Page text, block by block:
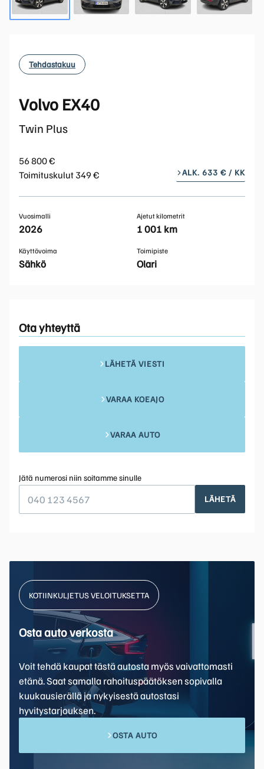
Tehdastakuu
Volvo EX40
Twin Plus
56 800 €
Toimituskulut 349 €
ALK. 633 € / KK
Vuosimalli
2026
Ajetut kilometrit
1 001 km
Käyttövoima
Sähkö
Toimipiste
Olari
Ota yhteyttä
LÄHETÄ VIESTI
VARAA KOEAJO
VARAA AUTO
Jätä numerosi niin soitamme sinulle
LÄHETÄ
KOTIINKULJETUS VELOITUKSETTA
Osta auto verkosta
Voit tehdä kaupat tästä autosta myös vaivattomasti
etänä. Saat samalla rahoituspäätöksen sopivalla
kuukausierällä ja nykyisestä autostasi
hyvitystarjouksen.
OSTA AUTO